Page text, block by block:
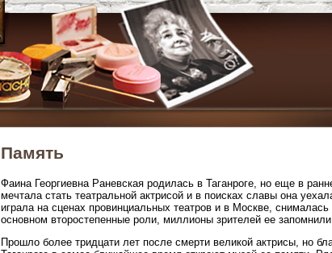
Память
Фаина Георгиевна Раневская родилась в Таганроге, но еще в
мечтала стать театральной актрисой и в поисках славы она
играла на сценах провинциальных театров и в Москве,
основном второстепенные роли, миллионы зрителей ее
Прошло более тридцати лет после смерти великой актрисы, но